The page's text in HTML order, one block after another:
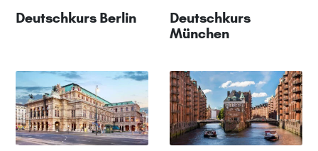
Deutschkurs Berlin
Deutschkurs
München